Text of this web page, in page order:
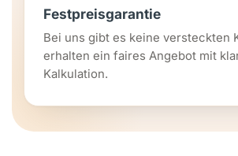
Festpreisgarantie
Bei uns gibt es keine versteckten
erhalten ein faires Angebot mit
Kalkulation.